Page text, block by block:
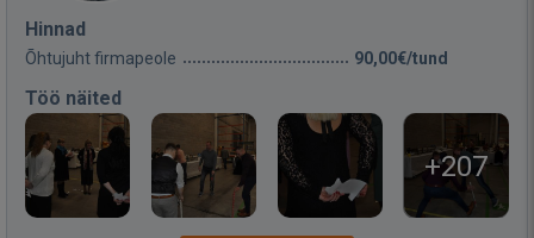
Hinnad
Õhtujuht firmapeole 90,00€/tund
Töö näited
+207